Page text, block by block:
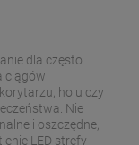
dla często
ciągów
holu czy
Nie
i oszczędne,
LED strefy